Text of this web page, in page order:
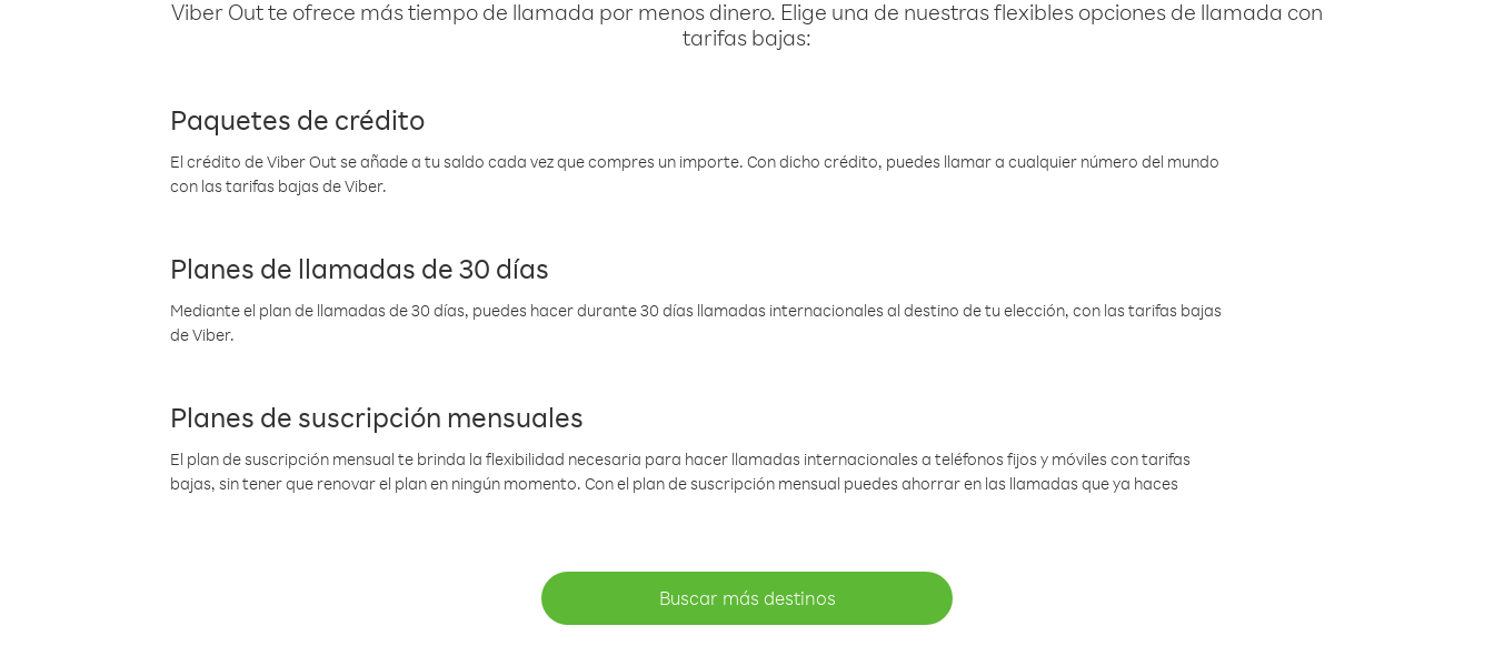
Viber Out te ofrece más tiempo de llamada por menos dinero. Elige una de nuestras flexibles opciones de llamada con
tarifas bajas:
Paquetes de crédito
El crédito de Viber Out se añade a tu saldo cada vez que compres un importe. Con dicho crédito, puedes llamar a cualquier número del mundo
con las tarifas bajas de Viber.
Planes de llamadas de 30 días
Mediante el plan de llamadas de 30 días, puedes hacer durante 30 días llamadas internacionales al destino de tu elección, con las tarifas bajas
de Viber.
Planes de suscripción mensuales
El plan de suscripción mensual te brinda la flexibilidad necesaria para hacer llamadas internacionales a teléfonos fijos y móviles con tarifas
bajas, sin tener que renovar el plan en ningún momento. Con el plan de suscripción mensual puedes ahorrar en las llamadas que ya haces
Buscar más destinos